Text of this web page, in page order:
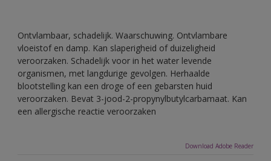
Ontvlambaar, schadelijk. Waarschuwing. Ontvlambare
vloeistof en damp. Kan slaperigheid of duizeligheid
veroorzaken. Schadelijk voor in het water levende
organismen, met langdurige gevolgen. Herhaalde
blootstelling kan een droge of een gebarsten huid
veroorzaken. Bevat 3-jood-2-propynylbutylcarbamaat. Kan
een allergische reactie veroorzaken
Download Adobe Reader